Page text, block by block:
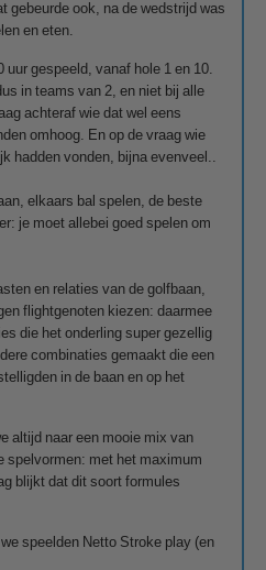
gebeurde ook, na de wedstrijd was
en eten.
uur gespeeld, vanaf hole 1 en 10.
in teams van 2, en niet bij alle
achteraf wie dat wel eens
omhoog. En op de vraag wie
hadden vonden, bijna evenveel..
elkaars bal spelen, de beste
je moet allebei goed spelen om
en relaties van de golfbaan,
flightgenoten kiezen: daarmee
die het onderling super gezellig
combinaties gemaakt die een
in de baan en op het
altijd naar een mooie mix van
spelvormen: met het maximum
blijkt dat dit soort formules
speelden Netto Stroke play (en